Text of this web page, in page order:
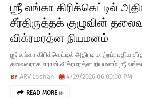
ஶ்ரீ லங்கா கிரிக்கெட்டில்
சீர்திருத்தக் குழுவின்
விக்ரமரத்ன நியமனம்
ஶ்ரீ லங்கா கிரிக்கெட்டில் அதிரடி மாற்றம்: புதிய
தலைவராக எரான் விக்ரமரத்ன நியமனம் ஶ்ரீ லங்கா
ARV Loshan
4/29/2026 06:00:00 PM
READ MORE »